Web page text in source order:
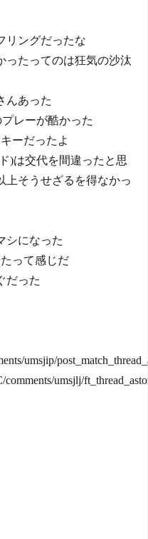
リングだったな
ったってのは狂気の沙汰
んあった
レーが酷かった
ーだったよ
)は交代を間違ったと思
上そうせざるを得なかっ
シになった
って感じだ
だった
umsjip/
umsjlj/